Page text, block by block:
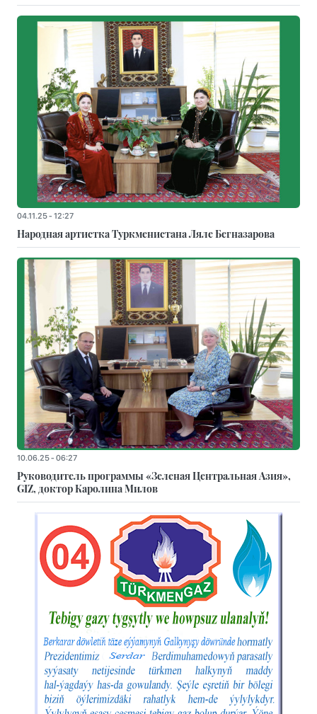
04.11.25 - 12:27
Народная артистка Туркменистана Ляле Бегназарова
10.06.25 - 06:27
Руководитель программы «Зеленая Центральная Азия»,
GIZ, доктор Каролина Милов